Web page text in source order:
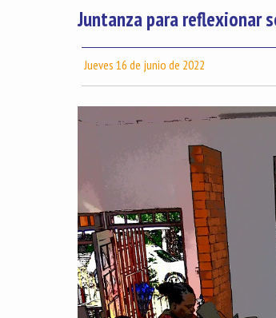
Juntanza para reflexionar
Jueves 16 de junio de 2022